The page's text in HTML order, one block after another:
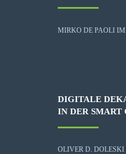
MIRKO DE PAOLI
DIGITALE
IN DER SMART
OLIVER D.